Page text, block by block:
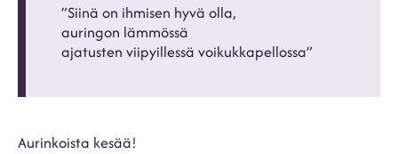
”Siinä on ihmisen hyvä olla,
auringon lämmössä
ajatusten viipyillessä voikukkapellossa”
Aurinkoista kesää!